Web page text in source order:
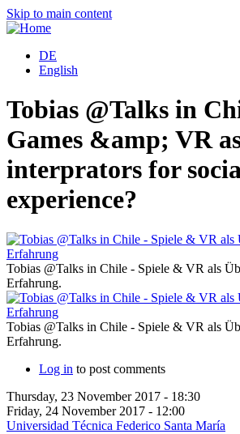
Skip to main content
DE
English
Tobias @Talks in
Games &amp; VR
interprators for
experience?
Tobias @Talks in Chile - Spiele & VR als
Erfahrung.
Tobias @Talks in Chile - Spiele & VR als
Erfahrung.
Log in to post comments
Thursday, 23 November 2017 - 18:30
Friday, 24 November 2017 - 12:00
Universidad Técnica Federico Santa María